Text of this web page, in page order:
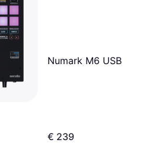
Numark M6 USB
€ 239